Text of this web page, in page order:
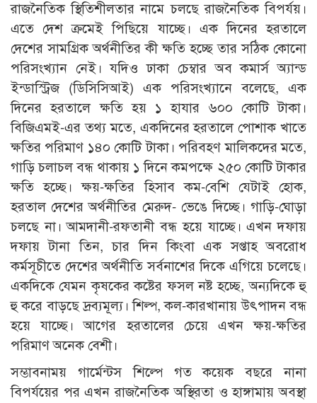
রাজনৈতিক স্থিতিশীলতার নামে চলছে রাজনৈতিক বিপর্যয়।
এতে দেশ ক্রমেই পিছিয়ে যাচ্ছে। এক দিনের হরতালে
দেশের সামগ্রিক অর্থনীতির কী ক্ষতি হচ্ছে তার সঠিক কোনো
পরিসংখ্যান নেই। যদিও ঢাকা চেম্বার অব কমার্স অ্যান্ড
ইন্ডাস্ট্রিজ (ডিসিসিআই) এক পরিসংখ্যানে বলেছে, এক
দিনের হরতালে ক্ষতি হয় ১ হাযার ৬০০ কোটি টাকা।
বিজিএমই-এর তথ্য মতে, একদিনের হরতালে পোশাক খাতে
ক্ষতির পরিমাণ ১৪০ কোটি টাকা। পরিবহণ মালিকদের মতে,
গাড়ি চলাচল বন্ধ থাকায় ১ দিনে কমপক্ষে ২৫০ কোটি টাকার
ক্ষতি হচ্ছে। ক্ষয়-ক্ষতির হিসাব কম-বেশি যেটাই হোক,
হরতাল দেশের অর্থনীতির মেরুদ- ভেঙে দিচ্ছে। গাড়ি-ঘোড়া
চলছে না। আমদানী-রফতানী বন্ধ হয়ে যাচ্ছে। এখন দফায়
দফায় টানা তিন, চার দিন কিংবা এক সপ্তাহ অবরোধ
কর্মসূচীতে দেশের অর্থনীতি সর্বনাশের দিকে এগিয়ে চলেছে।
একদিকে যেমন কৃষকের কষ্টের ফসল নষ্ট হচ্ছে, অন্যদিকে হু
হু করে বাড়ছে দ্রব্যমূল্য। শিল্প, কল-কারখানায় উৎপাদন বন্ধ
হয়ে যাচ্ছে। আগের হরতালের চেয়ে এখন ক্ষয়-ক্ষতির
পরিমাণ অনেক বেশী।
সম্ভাবনাময় গার্মেন্টস শিল্পে গত কয়েক বছরে নানা
বিপর্যয়ের পর এখন রাজনৈতিক অস্থিরতা ও হাঙ্গামায় অবস্থা